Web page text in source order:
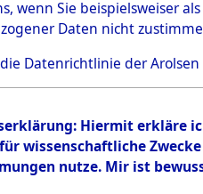
Branch -
0011
wenn Sie beispielsweiser
Daten nicht
Datenrichtlinie der Arolsen
Hiermit erkläre
wissenschaftliche
nutze. Mir ist